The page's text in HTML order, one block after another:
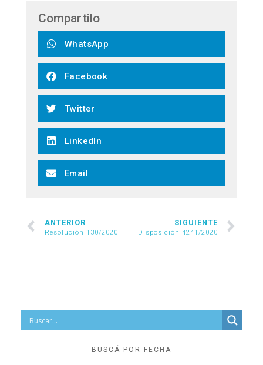
Compartilo
WhatsApp
Facebook
Twitter
LinkedIn
Email
ANTERIOR
Resolución 130/2020
SIGUIENTE
Disposición 4241/2020
BUSCÁ POR FECHA